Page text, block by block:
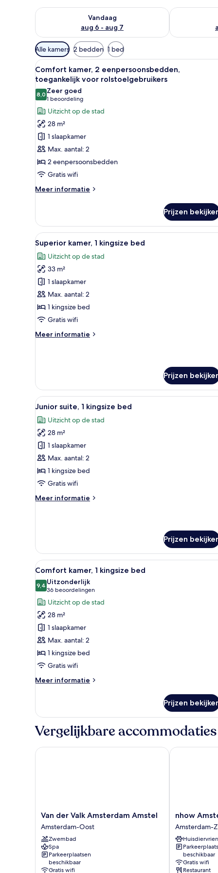
Vandaag
aug 6 - aug 7
De beschikbaarheid controleren voor vanavond aug
De
Beschikbare
filters
voor
kamers
Alle kamers 2 bedden 1 bed
Alle
foto's
voor
Comfort
kamer,
2
eenpersoonsbedden,
toegankelijk
voor
rolstoelgebruikers
laden
Een hotelkamer met een
7
Comfort kamer, 2 eenpersoonsbedden,
toegankelijk voor rolstoelgebruikers
8,08,0 van 10
Zeer goed
1 beoordeling
(1
beoordeling)
Uitzicht op de stad
28 m²
1 slaapkamer
Max. aantal: 2
2 eenpersoonsbedden
Gratis wifi
Meer informatie
Meer
kamer,
eenpersoonsbedden,
toegankelijk
voor
rolstoelgebruikers
Prijzen
Alle
foto's
voor
Superior
kamer,
1
kingsize
bed
Een moderne hotelkamer
9
Superior kamer, 1 kingsize bed
Uitzicht op de stad
33 m²
1 slaapkamer
Max. aantal: 2
1 kingsize bed
Gratis wifi
Meer informatie
Meer
kingsize
bed
Prijzen
Alle
foto's
voor
Junior
suite,
1
kingsize
bed
Een moderne hotelkamer
12
Junior suite, 1 kingsize bed
Uitzicht op de stad
28 m²
1 slaapkamer
Max. aantal: 2
1 kingsize bed
Gratis wifi
Meer informatie
Meer
kingsize
bed
Prijzen
Alle
foto's
voor
Comfort
kamer,
1
kingsize
bed
laden
Een hotelkamer met een
16
Comfort kamer, 1 kingsize bed
9,49,4 van 10
Uitzonderlijk
36 beoordelingen
(36
beoordelingen)
Uitzicht op de stad
28 m²
1 slaapkamer
Max. aantal: 2
1 kingsize bed
Gratis wifi
Meer informatie
Meer
kamer,
kingsize
Prijzen
Vergelijkbare accommodaties
Van
der
Valk
Amsterdam
Amstel
Amsterdam-
Oost
Van der Valk Amsterdam Amstel
Amsterdam-Oost
Zwembad
Spa
Parkeerplaatsen
beschikbaar
Gratis wifi
Van der Valk Amsterdam Amstel
nhow
Amsterdam
RAI
Amsterdam-
Zuid
nhow
Amsterdam-
beschikbaar
Gratis wifi
Restaurant
nhow